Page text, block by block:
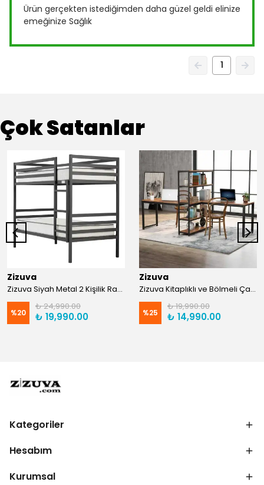
Ürün gerçekten istediğimden daha güzel geldi elinize
emeğinize Sağlık
1
Çok Satanlar
Zizuva
Zizuva Siyah Metal 2 Kişilik Ranza | TR0011-F
%20
₺ 24,990.00
₺ 19,990.00
Zizuva
Zizuva Kitaplıklı ve Bölmeli Çalışma Masası | CM1021-F-Suntalam
%25
₺ 19,990.00
₺ 14,990.00
Kategoriler
Hesabım
Kurumsal